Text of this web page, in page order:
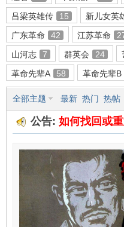
画
吕梁英雄传
15 新儿女英
广东革命
42 江苏革命
山河志
7 群英会 24
革命先辈A
58 革命先辈B
全部主题 最新 热门 热帖
公告: 如何找回或